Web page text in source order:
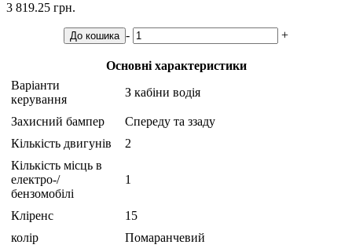
3 819.25 грн.
До кошика - +
Основні характеристики
Варіанти
керування
З кабіни водія
Захисний бампер
Спереду та ззаду
Кількість двигунів
2
Кількість місць в
електро-/
бензомобілі
1
Кліренс
15
колір
Помаранчевий